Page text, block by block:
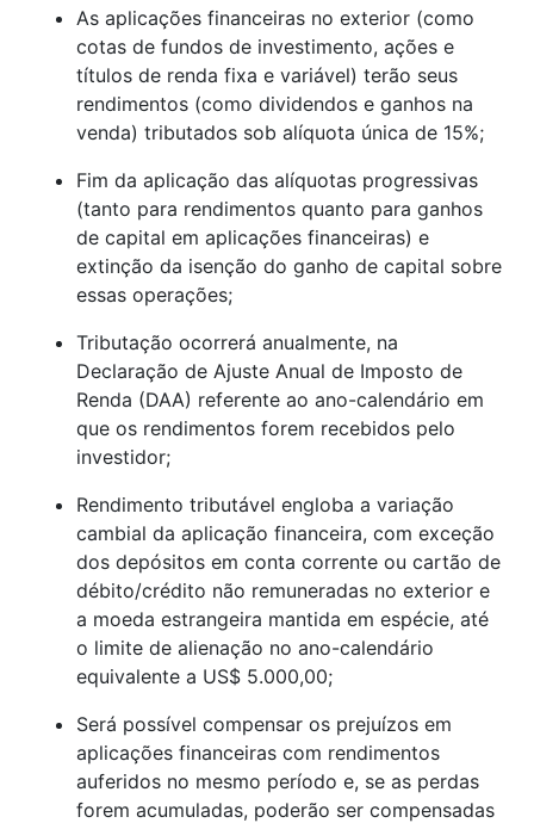
As aplicações financeiras no exterior (como
cotas de fundos de investimento, ações e
títulos de renda fixa e variável) terão seus
rendimentos (como dividendos e ganhos na
venda) tributados sob alíquota única de 15%;
Fim da aplicação das alíquotas progressivas
(tanto para rendimentos quanto para ganhos
de capital em aplicações financeiras) e
extinção da isenção do ganho de capital sobre
essas operações;
Tributação ocorrerá anualmente, na
Declaração de Ajuste Anual de Imposto de
Renda (DAA) referente ao ano-calendário em
que os rendimentos forem recebidos pelo
investidor;
Rendimento tributável engloba a variação
cambial da aplicação financeira, com exceção
dos depósitos em conta corrente ou cartão de
débito/crédito não remuneradas no exterior e
a moeda estrangeira mantida em espécie, até
o limite de alienação no ano-calendário
equivalente a US$ 5.000,00;
Será possível compensar os prejuízos em
aplicações financeiras com rendimentos
auferidos no mesmo período e, se as perdas
forem acumuladas, poderão ser compensadas